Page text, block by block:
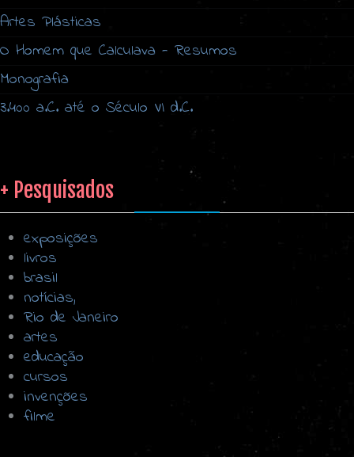
Artes Plásticas
O Homem que Calculava - Resumos
Monografia
3.400 a.C. até o Século VI d.C.
+ Pesquisados
exposições
livros
brasil
notícias,
Rio de Janeiro
artes
educação
cursos
invenções
filme